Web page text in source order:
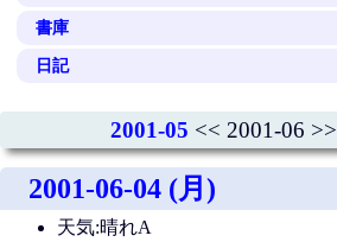
書庫
日記
2001-05 << 2001-06 >>
2001-06-04 (月)
天気:晴れA